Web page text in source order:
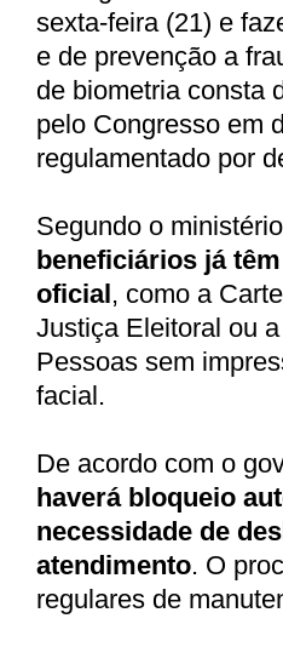
sexta-feira (21) e
e de prevenção a
de biometria consta
pelo Congresso em
regulamentado por
Segundo o
beneficiários já
oficial, como a
Justiça Eleitoral ou
Pessoas sem
facial.
De acordo com o
haverá bloqueio
necessidade de
atendimento. O
regulares de